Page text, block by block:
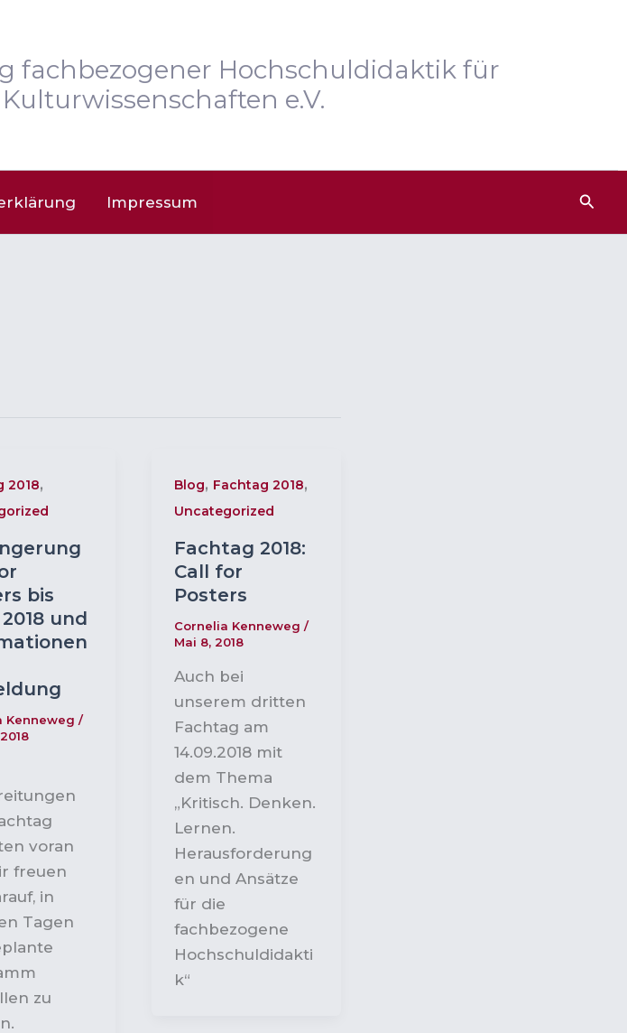
fachbezogener Hochschuldidaktik für
e.V.
Impressum
2018,
bis
2018 und
Kenneweg/
voran
freuen
in
Tagen
zu
Blog, Fachtag 2018,
Uncategorized
Fachtag 2018:
Call for
Posters
Cornelia Kenneweg/
Mai 8, 2018
Auch bei
unserem dritten
Fachtag am
14.09.2018 mit
dem Thema
„Kritisch. Denken.
Lernen.
Herausforderung
en und Ansätze
für die
fachbezogene
Hochschuldidakti
k“